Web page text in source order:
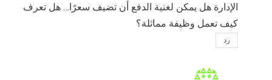
الإدارة هل يمكن لغنية الدفع أن تضيف سعرًا… هل تعرف
كيف تعمل وظيفة مماثلة؟
رد